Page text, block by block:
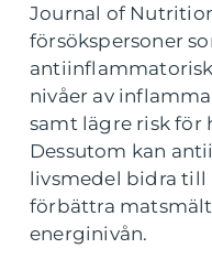
Journal of
försökspersoner
nivåer av
samt lägre risk för
Dessutom kan
livsmedel bidra till
förbättra
energinivån.